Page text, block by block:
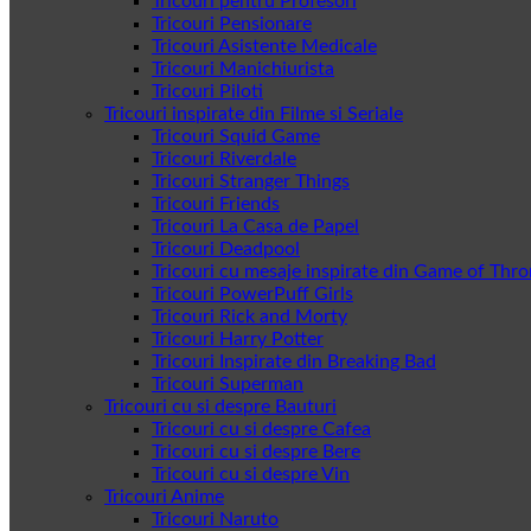
Tricouri Pensionare
Tricouri Asistente Medicale
Tricouri Manichiurista
Tricouri Piloti
Tricouri inspirate din Filme si Seriale
Tricouri Squid Game
Tricouri Riverdale
Tricouri Stranger Things
Tricouri Friends
Tricouri La Casa de Papel
Tricouri Deadpool
Tricouri cu mesaje inspirate din Game of
Tricouri PowerPuff Girls
Tricouri Rick and Morty
Tricouri Harry Potter
Tricouri Inspirate din Breaking Bad
Tricouri Superman
Tricouri cu si despre Bauturi
Tricouri cu si despre Cafea
Tricouri cu si despre Bere
Tricouri cu si despre Vin
Tricouri Anime
Tricouri Naruto